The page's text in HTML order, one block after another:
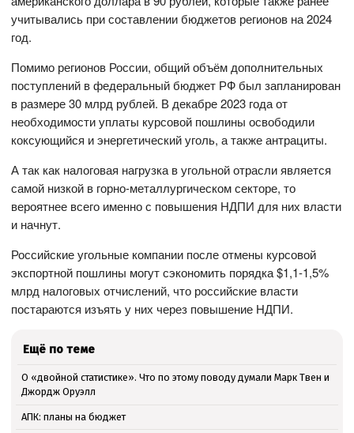
учитывались при составлении бюджетов регионов на 2024
год.
Помимо регионов России, общий объём дополнительных
поступлений в федеральный бюджет РФ был запланирован
в размере 30 млрд рублей. В декабре 2023 года от
необходимости уплаты курсовой пошлины освободили
коксующийся и энергетический уголь, а также антрациты.
А так как налоговая нагрузка в угольной отрасли является
самой низкой в горно-металлургическом секторе, то
вероятнее всего именно с повышения НДПИ для них власти
и начнут.
Российские угольные компании после отмены курсовой
экспортной пошлины могут сэкономить порядка $1,1-1,5%
млрд налоговых отчислений, что российские власти
постараются изъять у них через повышение НДПИ.
Ещё по теме
О «двойной статистике». Что по этому поводу думали Марк Твен и
Джордж Оруэлл
АПК: планы на бюджет